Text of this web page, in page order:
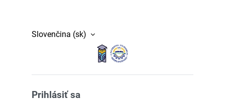
Slovenčina ‎(sk)‎
SOVA - Platforma
Prihlásiť sa